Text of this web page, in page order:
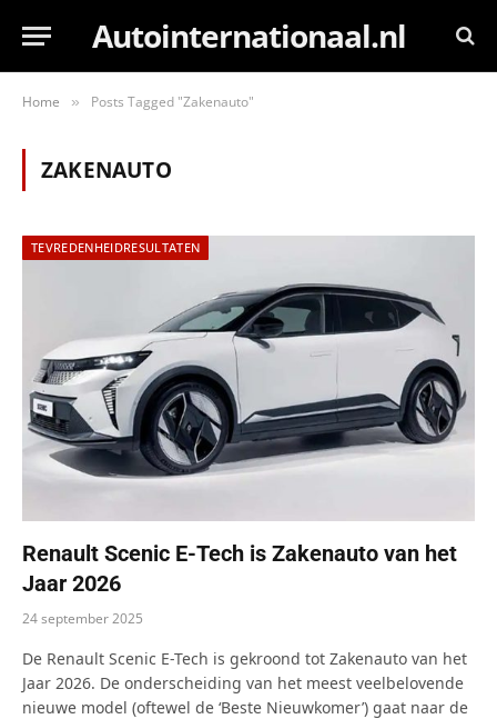
Autointernationaal.nl
Home » Posts Tagged "Zakenauto"
ZAKENAUTO
TEVREDENHEIDRESULTATEN
Renault Scenic E-Tech is Zakenauto van het
Jaar 2026
24 september 2025
De Renault Scenic E-Tech is gekroond tot Zakenauto van het
Jaar 2026. De onderscheiding van het meest veelbelovende
nieuwe model (oftewel de ‘Beste Nieuwkomer’) gaat naar de